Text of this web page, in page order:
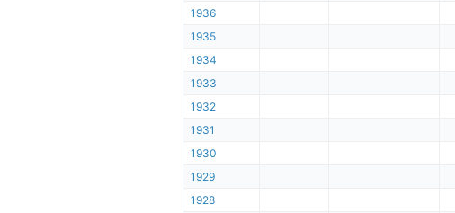
1936
1935
1934
1933
1932
1931
1930
1929
1928